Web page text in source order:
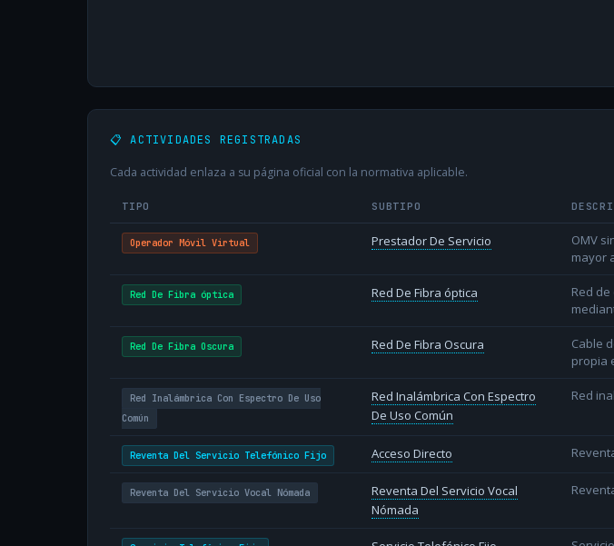
📋 ACTIVIDADES REGISTRADAS
Cada actividad enlaza a su página oficial con la normativa aplicable.
TIPO SUBTIPO
Operador Móvil Virtual Prestador De Servicio
OMV
mayor
Red De Fibra óptica Red De Fibra óptica
Red
Red De Fibra Oscura Red De Fibra Oscura
Cable
propia
Red Inalámbrica Con Espectro De Uso
Común
Red Inalámbrica Con Espectro
De Uso Común
Red
Reventa Del Servicio Telefónico Fijo Acceso Directo
Reventa Del Servicio Vocal Nómada
Reventa Del Servicio Vocal
Nómada